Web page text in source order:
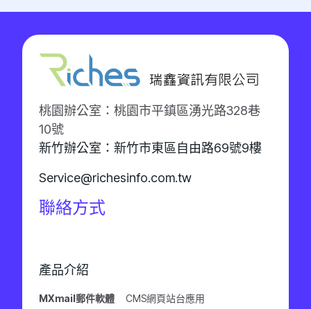
桃園辦公室：桃園市平鎮區湧光路328巷
10號
新竹辦公室：新竹市東區自由路69號9樓
Service@richesinfo.com.tw
聯絡方式
產品介紹
MXmail郵件軟體 CMS網頁站台應用